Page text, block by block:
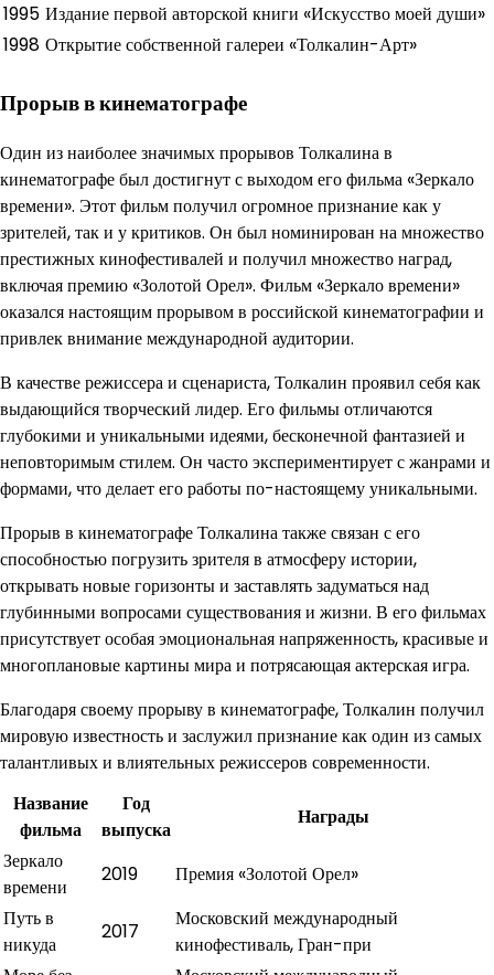
1995 Издание первой авторской книги «Искусство моей души»
1998 Открытие собственной галереи «Толкалин-Арт»
Прорыв в кинематографе
Один из наиболее значимых прорывов Толкалина в
кинематографе был достигнут с выходом его фильма «Зеркало
времени». Этот фильм получил огромное признание как у
зрителей, так и у критиков. Он был номинирован на множество
престижных кинофестивалей и получил множество наград,
включая премию «Золотой Орел». Фильм «Зеркало времени»
оказался настоящим прорывом в российской кинематографии и
привлек внимание международной аудитории.
В качестве режиссера и сценариста, Толкалин проявил себя как
выдающийся творческий лидер. Его фильмы отличаются
глубокими и уникальными идеями, бесконечной фантазией и
неповторимым стилем. Он часто экспериментирует с жанрами и
формами, что делает его работы по-настоящему уникальными.
Прорыв в кинематографе Толкалина также связан с его
способностью погрузить зрителя в атмосферу истории,
открывать новые горизонты и заставлять задуматься над
глубинными вопросами существования и жизни. В его фильмах
присутствует особая эмоциональная напряженность, красивые и
многоплановые картины мира и потрясающая актерская игра.
Благодаря своему прорыву в кинематографе, Толкалин получил
мировую известность и заслужил признание как один из самых
талантливых и влиятельных режиссеров современности.
Название
фильма
Год
выпуска
Награды
Зеркало
времени
2019
Премия «Золотой Орел»
Путь в
никуда
2017
Московский международный
кинофестиваль, Гран-при